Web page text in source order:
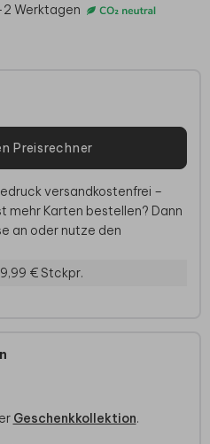
Werktagen
Preisrechner
versandkostenfrei –
mehr Karten bestellen? Dann
an oder nutze den
€Stckpr.
Geschenkkollektion.